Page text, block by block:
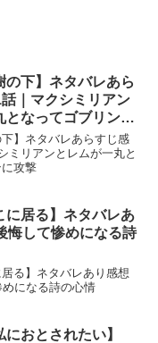
の下】ネタバレあら
｜マクシミリアン
となってゴブリンに
下】ネタバレあらすじ感
ミリアンとレムが一丸と
攻撃
に居る】ネタバレあ
悔して惨めになる詩
居る】ネタバレあり感想
になる詩の心情
におとされたい】